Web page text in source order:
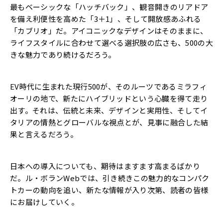
最もベーシックな「ハッチバック」、観音開きのリアドア
を備え利便性を高めた「3＋1」、そして開放感あふれる
「カブリオ」だ。アイコニックなデザインはそのままに、
ライフスタイルに合わせて選べる選択肢の広さも、500の大
きな魅力であり続けるだろう。
EV時代に生まれた現行500が、そのルーツであるミラフィ
オーリの地で、新たにハイブリッドという心臓を得て走り
出す。それは、伝統と未来、デザインと実用性、そしてイ
タリアの情熱とグローバルな視点とが、見事に融合した結
果と言えるだろう。
日本への導入についても、期待はますます高まるばかり
だ。ル・ボランWebでは、引き続きこの魅力的なコンパク
トカーの動向を追い、新たな情報が入り次第、読者の皆様
にお届けしていく。